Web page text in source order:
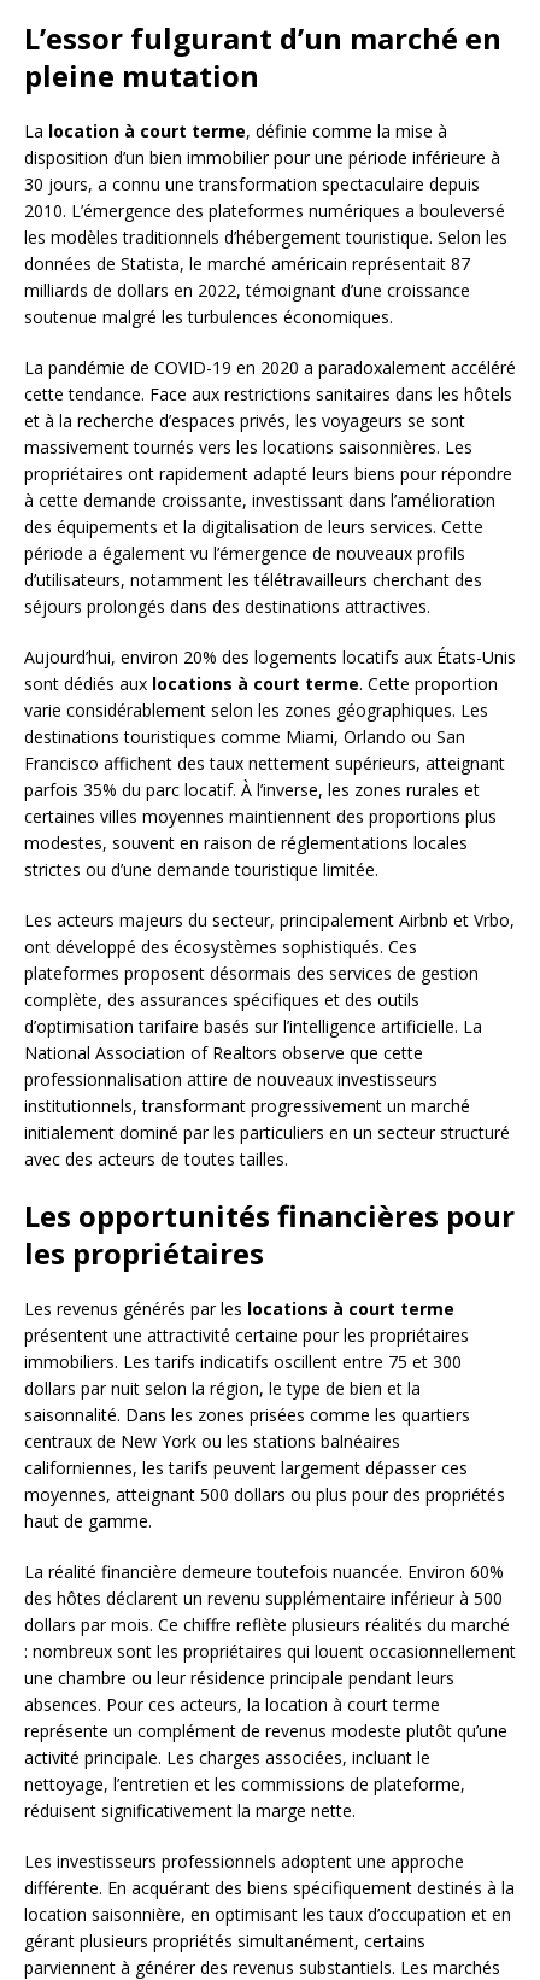
L’essor fulgurant d’un marché en
pleine mutation
La location à court terme, définie comme la mise à
disposition d’un bien immobilier pour une période inférieure à
30 jours, a connu une transformation spectaculaire depuis
2010. L’émergence des plateformes numériques a bouleversé
les modèles traditionnels d’hébergement touristique. Selon les
données de Statista, le marché américain représentait 87
milliards de dollars en 2022, témoignant d’une croissance
soutenue malgré les turbulences économiques.
La pandémie de COVID-19 en 2020 a paradoxalement accéléré
cette tendance. Face aux restrictions sanitaires dans les hôtels
et à la recherche d’espaces privés, les voyageurs se sont
massivement tournés vers les locations saisonnières. Les
propriétaires ont rapidement adapté leurs biens pour répondre
à cette demande croissante, investissant dans l’amélioration
des équipements et la digitalisation de leurs services. Cette
période a également vu l’émergence de nouveaux profils
d’utilisateurs, notamment les télétravailleurs cherchant des
séjours prolongés dans des destinations attractives.
Aujourd’hui, environ 20% des logements locatifs aux États-Unis
sont dédiés aux locations à court terme. Cette proportion
varie considérablement selon les zones géographiques. Les
destinations touristiques comme Miami, Orlando ou San
Francisco affichent des taux nettement supérieurs, atteignant
parfois 35% du parc locatif. À l’inverse, les zones rurales et
certaines villes moyennes maintiennent des proportions plus
modestes, souvent en raison de réglementations locales
strictes ou d’une demande touristique limitée.
Les acteurs majeurs du secteur, principalement Airbnb et Vrbo,
ont développé des écosystèmes sophistiqués. Ces
plateformes proposent désormais des services de gestion
complète, des assurances spécifiques et des outils
d’optimisation tarifaire basés sur l’intelligence artificielle. La
National Association of Realtors observe que cette
professionnalisation attire de nouveaux investisseurs
institutionnels, transformant progressivement un marché
initialement dominé par les particuliers en un secteur structuré
avec des acteurs de toutes tailles.
Les opportunités financières pour
les propriétaires
Les revenus générés par les locations à court terme
présentent une attractivité certaine pour les propriétaires
immobiliers. Les tarifs indicatifs oscillent entre 75 et 300
dollars par nuit selon la région, le type de bien et la
saisonnalité. Dans les zones prisées comme les quartiers
centraux de New York ou les stations balnéaires
californiennes, les tarifs peuvent largement dépasser ces
moyennes, atteignant 500 dollars ou plus pour des propriétés
haut de gamme.
La réalité financière demeure toutefois nuancée. Environ 60%
des hôtes déclarent un revenu supplémentaire inférieur à 500
dollars par mois. Ce chiffre reflète plusieurs réalités du marché
: nombreux sont les propriétaires qui louent occasionnellement
une chambre ou leur résidence principale pendant leurs
absences. Pour ces acteurs, la location à court terme
représente un complément de revenus modeste plutôt qu’une
activité principale. Les charges associées, incluant le
nettoyage, l’entretien et les commissions de plateforme,
réduisent significativement la marge nette.
Les investisseurs professionnels adoptent une approche
différente. En acquérant des biens spécifiquement destinés à la
location saisonnière, en optimisant les taux d’occupation et en
gérant plusieurs propriétés simultanément, certains
parviennent à générer des revenus substantiels. Les marchés